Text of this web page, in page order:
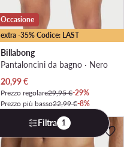
extra -35% Codice: LAST
Occasione
Billabong
Pantaloncini da bagno · Nero
Prezzo attuale
20,99€
Prezzo regolare29,95 €-29%
Prezzo più basso22,99 €-8%
Filtra 1